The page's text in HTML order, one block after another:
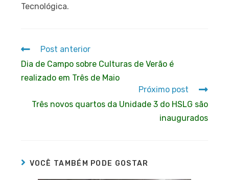
Tecnológica.
Post anterior
Dia de Campo sobre Culturas de Verão é
realizado em Três de Maio
Próximo post
Três novos quartos da Unidade 3 do HSLG são
inaugurados
VOCÊ TAMBÉM PODE GOSTAR